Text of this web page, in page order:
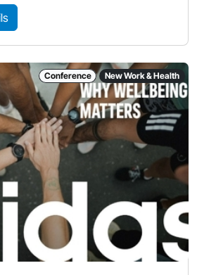
Conference New Work & Health